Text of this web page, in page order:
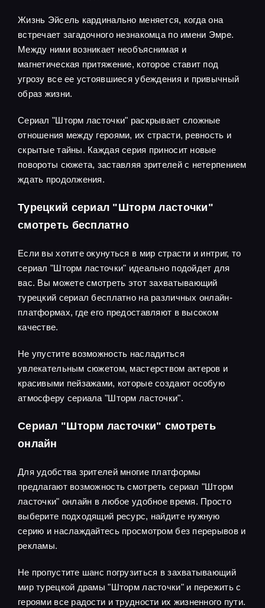
Жизнь Эйсель кардинально меняется, когда она
встречает загадочного незнакомца по имени Эмре.
Между ними возникает необъяснимая и
магнетическая притяжение, которое ставит под
угрозу все ее устоявшиеся убеждения и привычный
образ жизни.
Сериал "Шторм ласточки" раскрывает сложные
отношения между героями, их страсти, ревность и
скрытые тайны. Каждая серия приносит новые
повороты сюжета, заставляя зрителей с нетерпением
ждать продолжения.
Турецкий сериал "Шторм ласточки"
смотреть бесплатно
Если вы хотите окунуться в мир страсти и интриг, то
сериал "Шторм ласточки" идеально подойдет для
вас. Вы можете смотреть этот захватывающий
турецкий сериал бесплатно на различных онлайн-
платформах, где его предоставляют в высоком
качестве.
Не упустите возможность насладиться
увлекательным сюжетом, мастерством актеров и
красивыми пейзажами, которые создают особую
атмосферу сериала "Шторм ласточки".
Сериал "Шторм ласточки" смотреть
онлайн
Для удобства зрителей многие платформы
предлагают возможность смотреть сериал "Шторм
ласточки" онлайн в любое удобное время. Просто
выберите подходящий ресурс, найдите нужную
серию и наслаждайтесь просмотром без перерывов и
рекламы.
Не пропустите шанс погрузиться в захватывающий
мир турецкой драмы "Шторм ласточки" и пережить с
героями все радости и трудности их жизненного пути.